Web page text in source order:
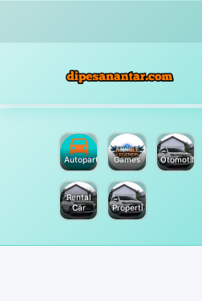
Autoparts Games Otomotif
Rental
Car
Properti